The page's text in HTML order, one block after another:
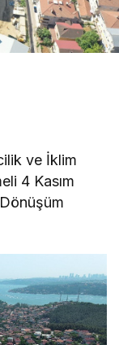
ve İklim
4 Kasım